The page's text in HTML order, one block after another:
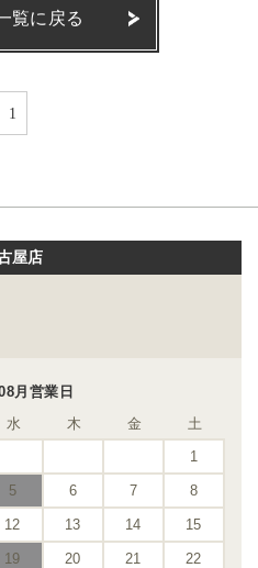
覧に戻る
1
屋店
月営業日
水 木 金
土
1
5 6 7 8
12 13 14 15
19 20 21 22